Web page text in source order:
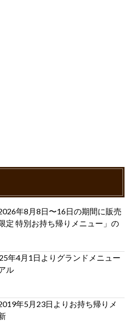
年8月8日〜16日の期間に販売
定 特別お持ち帰りメニュー」の
年4月1日よりグランドメニュー
ル
年5月23日よりお持ち帰りメ